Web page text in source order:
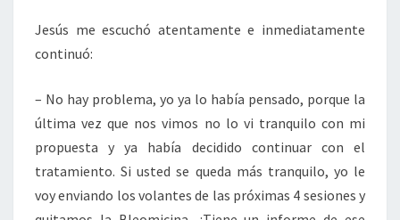
Jesús me escuchó atentamente e inmediatamente
continuó:
– No hay problema, yo ya lo había pensado, porque la
última vez que nos vimos no lo vi tranquilo con mi
propuesta y ya había decidido continuar con el
tratamiento. Si usted se queda más tranquilo, yo le
voy enviando los volantes de las próximas 4 sesiones y